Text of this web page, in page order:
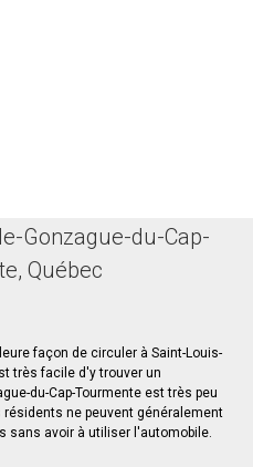
Gonzague-du-Cap-
Québec
façon de circuler à Saint-Louis-
très facile d'y trouver un
du-Cap-Tourmente est très peu
ne peuvent généralement
sans avoir à utiliser l'automobile.